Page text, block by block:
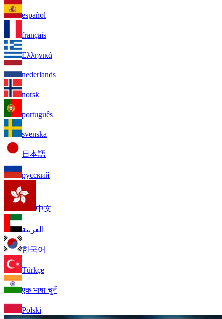
español
français
Ελληνικά
nederlands
norsk
português
svenska
日本語
русский
中文
العربية
한국어
Türkçe
एक भाषा चुनें
Polski